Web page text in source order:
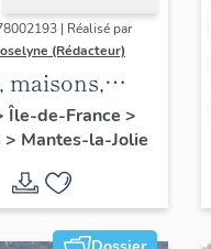
| Réalisé par
(Rédacteur)
maisons,
Île-de-France >
> Mantes-la-Jolie